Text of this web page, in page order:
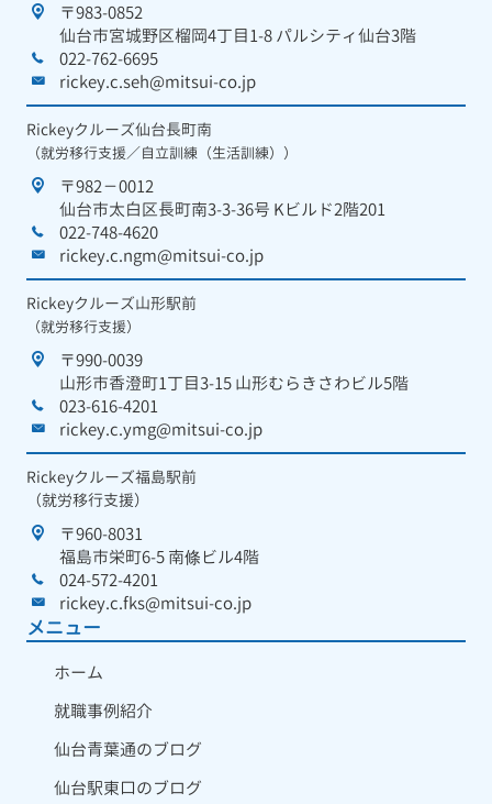
〒983-0852
仙台市宮城野区榴岡4丁目1-8 パルシティ仙台3階
022-762-6695
rickey.c.seh@mitsui-co.jp
Rickeyクルーズ仙台長町南
（就労移行支援／自立訓練（生活訓練））
〒982－0012
仙台市太白区長町南3-3-36号 Kビルド2階201
022-748-4620
rickey.c.ngm@mitsui-co.jp
Rickeyクルーズ山形駅前
（就労移行支援）
〒990-0039
山形市香澄町1丁目3-15 山形むらきさわビル5階
023-616-4201
rickey.c.ymg@mitsui-co.jp
Rickeyクルーズ福島駅前
（就労移行支援）
〒960-8031
福島市栄町6-5 南條ビル4階
024-572-4201
rickey.c.fks@mitsui-co.jp
メニュー
ホーム
就職事例紹介
仙台青葉通のブログ
仙台駅東口のブログ